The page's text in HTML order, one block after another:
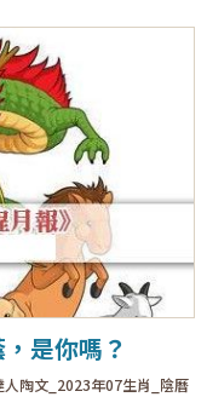
是你嗎？
陶文_2023年07生肖_陰曆